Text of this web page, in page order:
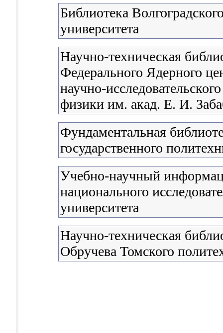
Библиотека
университета
Научно-техническая
Федерального Ядерного
научно-
физики им. акад. Е. И.
Фундаментальная
государственного
Учебно-научный
национального
университета
Научно-техническая
Обручева Томского